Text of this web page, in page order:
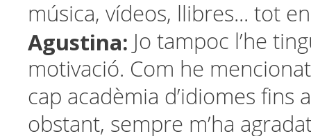
música, vídeos, llibres... tot
Agustina: Jo tampoc l’he
motivació. Com he
cap acadèmia d’idiomes fins
obstant, sempre m’ha